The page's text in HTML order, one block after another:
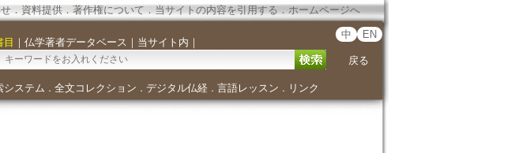
． 資料提供． 著作権について．当サイトの内容を引用する ． ホームページへ
目 ｜ 仏学著者データベース ｜ 当サイト内 ｜
中 EN
戻る
システム ． 全文コレクション ． デジタル仏経． 言語レッスン ． リンク